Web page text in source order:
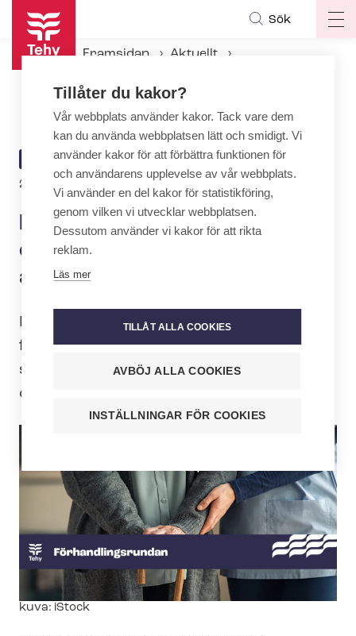
Hoppa
huvudinnehåll
Sök
Framsidan
Aktuellt
ARTICLE
CATEGORY
AKTUELLT
28.11.2025 | 14:23
I SOSTES-​förhandlingarna
diskuterades
arbetstidsfrågor
På torsdagen (27.11.) fortsatte
förhandlingarna om det privata
socialservice-
områdets kollektivavtal SOSTES.
Image
kuva: iStock
Tillåter du kakor?
Vår webbplats använder kakor. Tack vare dem
kan du använda webbplatsen lätt och smidigt. Vi
använder kakor för att förbättra funktionen för
och användarens upplevelse av vår webbplats.
Vi använder en del kakor för statistikföring,
genom vilken vi utvecklar webbplatsen.
Dessutom använder vi kakor för att rikta
reklam.
Läs mer
TILLÅT ALLA COOKIES
AVBÖJ ALLA COOKIES
INSTÄLLNINGAR FÖR COOKIES